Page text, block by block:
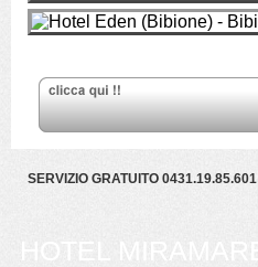
SERVIZIO GRATUITO 0431.19.85.601
HOTEL MIRAMARE